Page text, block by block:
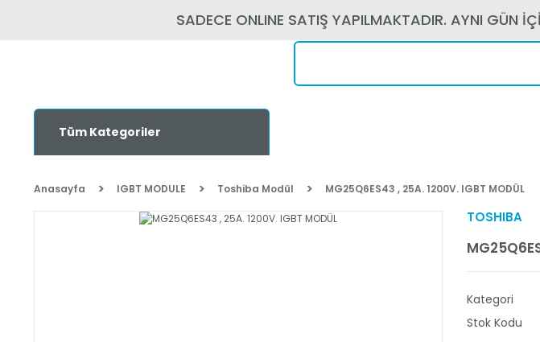
SADECE ONLINE SATIŞ YAPILMAKTADIR. AYNI GÜN
Tüm Kategoriler
Anasayfa IGBT MODULE Toshiba Modül MG25Q6ES43 , 25A. 1200V. IGBT MODÜL
TOSHIBA
Kategori
Stok Kodu